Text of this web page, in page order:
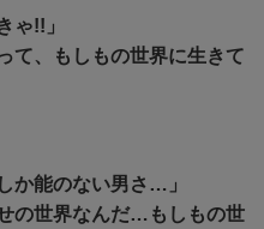
ゃ!!」
て、もしもの世界に生きて
か能のない男さ…」
の世界なんだ…もしもの世